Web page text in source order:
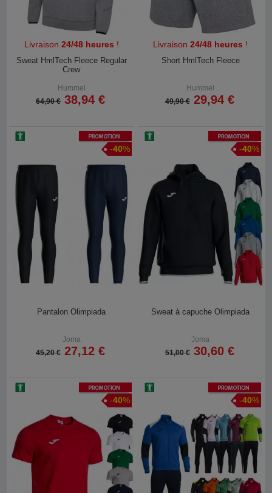
Livraison 24/48 heures !
Sweat HmlTech Fleece Regular
Crew
Hummel
64,90 € 38,94 €
Livraison24/48 heures !
Short HmlTech Fleece
Hummel
49,90 € 29,94 €
Promotion
-40%
Pantalon Olimpiada
Joma
45,20 € 27,12 €
Promotion
-40%
Sweat à capuche Olimpiada
Joma
51,00 € 30,60 €
Promotion
-40%
Promotion
-40%